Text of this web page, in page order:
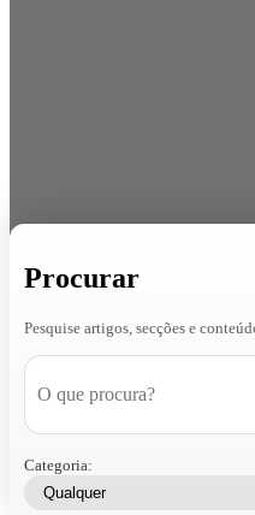
Procurar
Pesquise artigos, secções e
Categoria: